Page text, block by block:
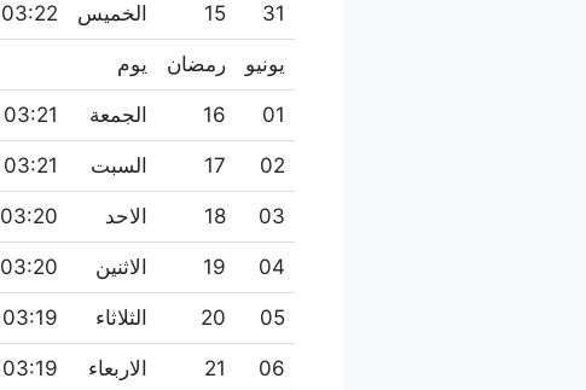
31
15 الخميس 03:22 AM
يونيو رمضان يوم
01
16 الجمعة 03:21 AM
02
17 السبت 03:21 AM
03
18 الاحد 03:20 AM
04
19 الاثنين 03:20 AM
05
20 الثلاثاء 03:19 AM
06
21 الاربعاء 03:19 AM